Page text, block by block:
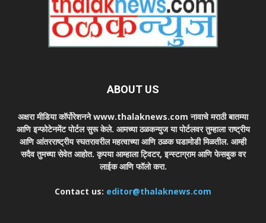
ABOUT US
अक्षरा मीडिया कॉर्पोरेशनने www.thalaknews.com नावाचे मराठी बातम्या
आणि इन्फोटेनमेंट पोर्टल सुरू केले. आमच्या ठळकन्युज या पोर्टलवर तुम्हाला राष्ट्रीय
आणि आंतरराष्ट्रीय स्घतरावरील महत्वाच्या आणि ठळक घडामोडी मिळतील. आम्ही
सदैव तुमच्या सेवेत आहोत. कृपया आम्हाला ट्विटर, इन्स्टाग्राम आणि फेसबुक वर
लाईक आणि फॉलो करा.
Contact us: editor@thalaknews.com